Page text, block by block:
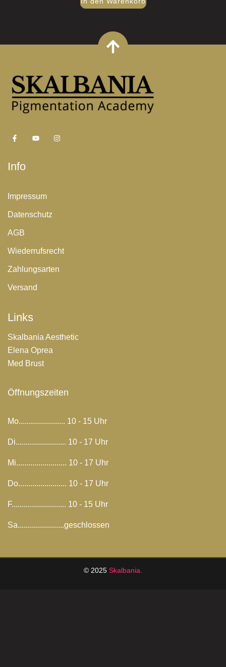
Info
Impressum
Datenschutz
AGB
Wiederrufsrecht
Zahlungsarten
Versand
Links
Skalbania Aesthetic
Elena Oprea
Med Brust
Öffnungszeiten
Mo....................... 10 - 15 Uhr
Di......................... 10 - 17 Uhr
Mi......................... 10 - 17 Uhr
Do........................ 10 - 17 Uhr
F........................... 10 - 15 Uhr
Sa.......................geschlossen
© 2025 Skalbania